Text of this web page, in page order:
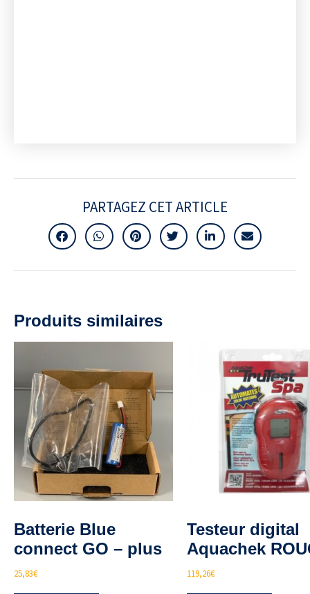
PARTAGEZ CET ARTICLE
Produits similaires
Batterie Blue
connect GO – plus
25,83€
Testeur digital
Aquachek
119,26€